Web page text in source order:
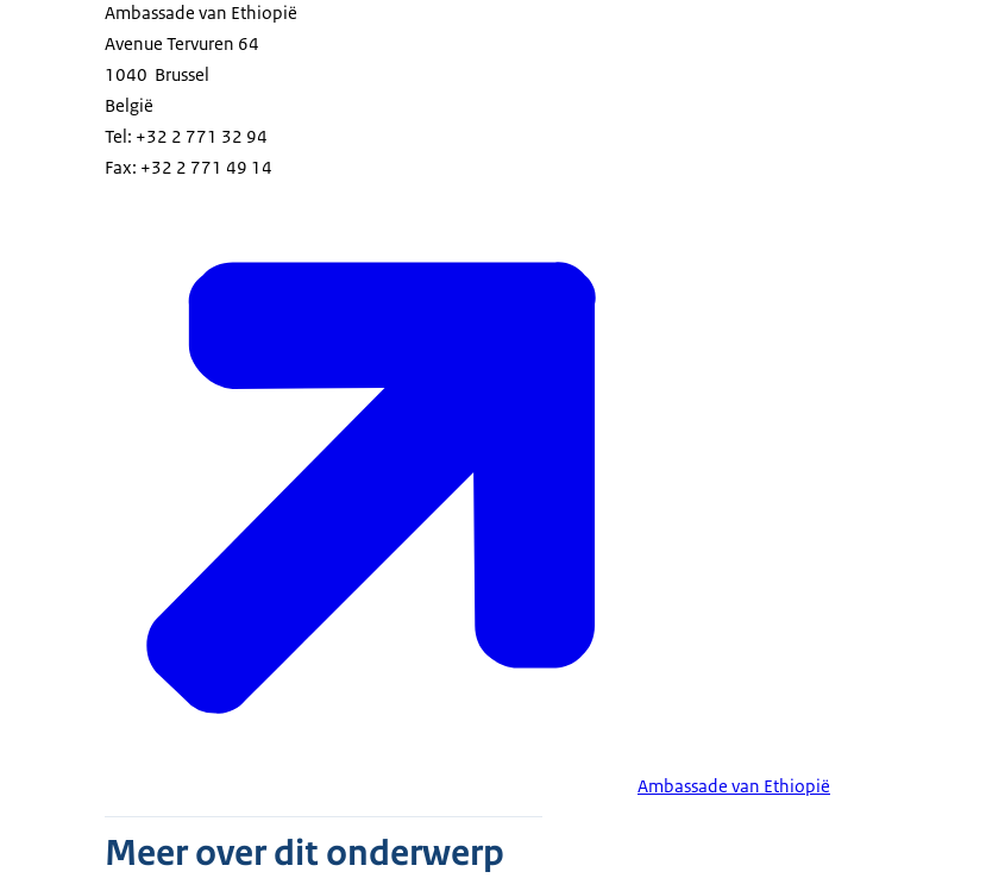
Ambassade van Ethiopië
Avenue Tervuren 64
1040 Brussel
België
Tel: +32 2 771 32 94
Fax: +32 2 771 49 14
Ambassade van Ethiopië
Meer over dit onderwerp